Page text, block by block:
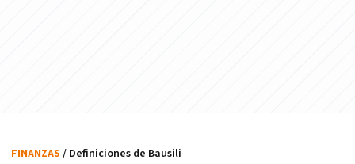
FINANZAS / Definiciones de Bausili